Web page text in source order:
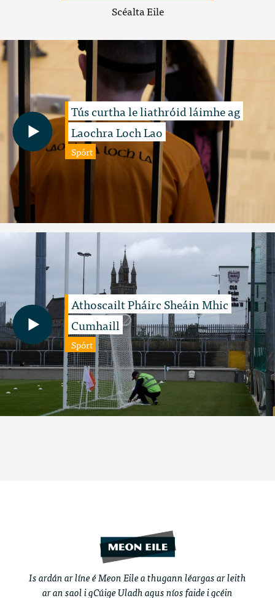
Scéalta Eile
Tús curtha le liathróid láimhe ag
Laochra Loch Lao
Spórt
Athoscailt Pháirc Sheáin Mhic
Cumhaill
Spórt
Is ardán ar líne é Meon Eile a thugann léargas ar leith
ar an saol i gCúige Uladh agus níos faide i gcéin